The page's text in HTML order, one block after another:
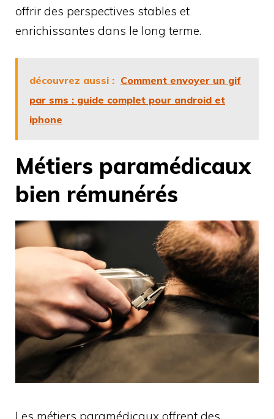
offrir des perspectives stables et
enrichissantes dans le long terme.
découvrez aussi : Comment envoyer un gif
par sms : guide complet pour android et
iphone
Métiers paramédicaux
bien rémunérés
Les métiers paramédicaux offrent des